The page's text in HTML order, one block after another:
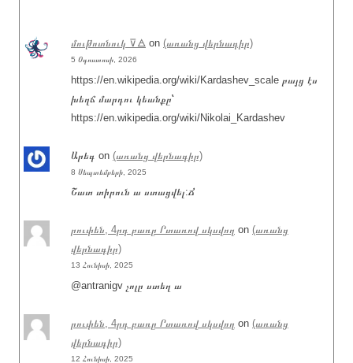
մութոտնուկ ⊽🜁 on (առանց վերնագիր)
5 Օգոստոսի, 2026
https://en.wikipedia.org/wiki/Kardashev_scale բայց էս
խեղճ մարդու կեանքը՝
https://en.wikipedia.org/wiki/Nikolai_Kardashev
Արեգ on (առանց վերնագիր)
8 Սեպտեմբերի, 2025
Շատ տիրուն ա ստացվել:Ճ
րուփեն, 4րդ բառը Րտառով սկսվող on (առանց
վերնագիր)
13 Հունիսի, 2025
@antranigv չոլը ստեղ ա
րուփեն, 4րդ բառը Րտառով սկսվող on (առանց
վերնագիր)
12 Հունիսի, 2025